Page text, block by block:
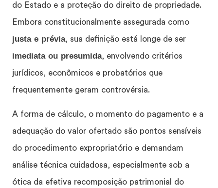
do Estado e a proteção do direito de propriedade.
Embora constitucionalmente assegurada como
justa e prévia, sua definição está longe de ser
imediata ou presumida, envolvendo critérios
jurídicos, econômicos e probatórios que
frequentemente geram controvérsia.
A forma de cálculo, o momento do pagamento e a
adequação do valor ofertado são pontos sensíveis
do procedimento expropriatório e demandam
análise técnica cuidadosa, especialmente sob a
ótica da efetiva recomposição patrimonial do